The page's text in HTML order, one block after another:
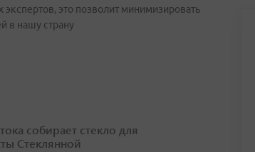
это позволит минимизировать
в нашу страну
собирает стекло для
Стеклянной